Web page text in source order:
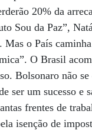
20% da
Sou da Paz”,
Mas o País
O Brasil
Bolsonaro não
ser um sucesso
frentes de
isenção de